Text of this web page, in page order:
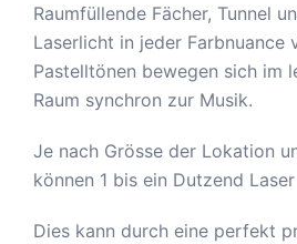
Raumfüllende Fächer, Tunnel
Laserlicht in jeder Farbnuance
Pastelltönen bewegen sich im
Raum synchron zur Musik.
Je nach Grösse der Lokation
können 1 bis ein Dutzend
Dies kann durch eine perfekt